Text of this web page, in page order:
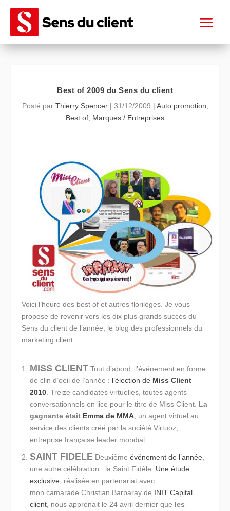
Best of 2009 du Sens du client
Posté par Thierry Spencer| 31/12/2009 | Auto promotion
Best of Marques / Entreprises
Voici l’heure des best of et autres florilèges. Je vous
propose de revenir vers les dix plus grands succès du
Sens du client de l’année, le blog des professionnels du
marketing client.
MISS CLIENT Tout d’abord, l’événement en forme
de clin d’oeil de l’année : l’élection de Miss Client
2010 . Treize candidates virtuelles, toutes agents
conversationnels en lice pour le titre de Miss Client. La
gagnante était Emma de MMA , un agent virtuel au
service des clients créé par la société Virtuoz,
entreprise française leader mondial.
SAINT FIDELE Deuxièmeévénement de l’année
une autre célébration : la Saint Fidèle. Une étude
exclusive , réalisée en partenariat avec
mon camarade Christian Barbaray de INIT Capital
client , nous apprenait le 24 avril dernier que les